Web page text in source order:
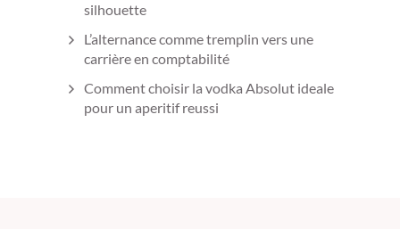
silhouette
L’alternance comme tremplin vers une
carrière en comptabilité
Comment choisir la vodka Absolut ideale
pour un aperitif reussi